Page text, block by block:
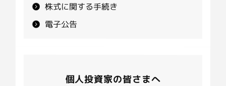
株式に関する手続き
電子公告
個人投資家の皆さまへ